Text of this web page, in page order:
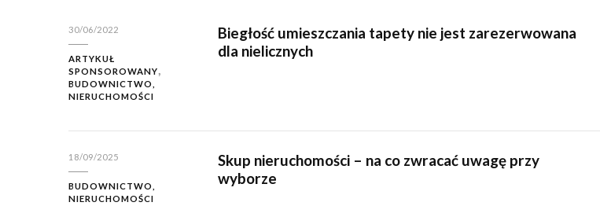
30/06/2022
ARTYKUŁ
SPONSOROWANY
BUDOWNICTWO,
NIERUCHOMOŚCI
Biegłość umieszczania tapety nie jest zarezerwowana
dla nielicznych
18/09/2025
BUDOWNICTWO,
NIERUCHOMOŚCI
Skup nieruchomości – na co zwracać uwagę przy
wyborze